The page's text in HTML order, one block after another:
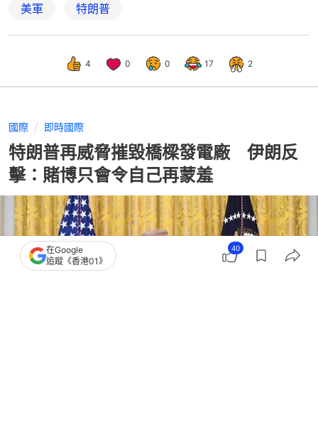
美軍 特朗普
4 0 0 17 2
國際 即時國際
特朗普再威脅摧毀橋樑發電廠 伊朗反
擊：賭博只會令自己再蒙羞
在Google
追蹤《香港01》
40